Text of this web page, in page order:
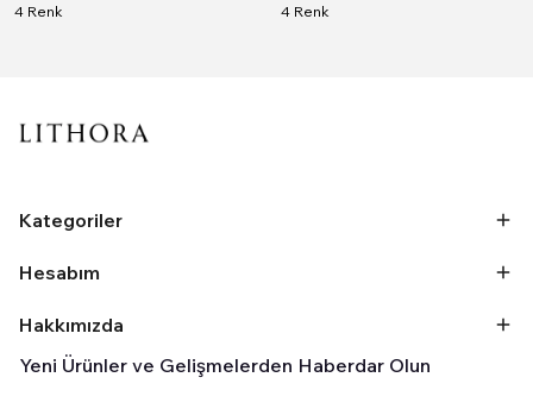
4 Renk 4 Renk
Kategoriler
Hesabım
Hakkımızda
Yeni Ürünler ve Gelişmelerden Haberdar Olun